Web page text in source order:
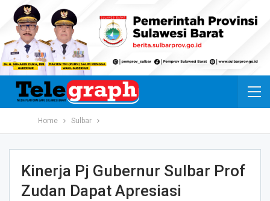
Home Sulbar
Kinerja Pj Gubernur Sulbar Prof
Zudan Dapat Apresiasi